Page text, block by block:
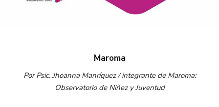
Maroma
Por Psic. Jhoanna Manríquez / integrante de Maroma:
Observatorio de Niñez y Juventud